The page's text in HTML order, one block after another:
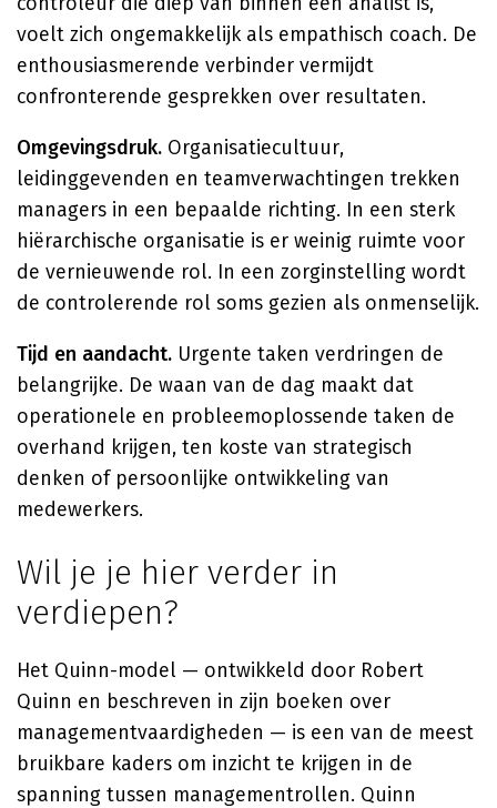
voelt zich ongemakkelijk als empathisch coach. De
enthousiasmerende verbinder vermijdt
confronterende gesprekken over resultaten.
Omgevingsdruk. Organisatiecultuur,
leidinggevenden en teamverwachtingen trekken
managers in een bepaalde richting. In een sterk
hiërarchische organisatie is er weinig ruimte voor
de vernieuwende rol. In een zorginstelling wordt
de controlerende rol soms gezien als onmenselijk.
Tijd en aandacht. Urgente taken verdringen de
belangrijke. De waan van de dag maakt dat
operationele en probleemoplossende taken de
overhand krijgen, ten koste van strategisch
denken of persoonlijke ontwikkeling van
medewerkers.
Wil je je hier verder in
verdiepen?
Het Quinn-model — ontwikkeld door Robert
Quinn en beschreven in zijn boeken over
managementvaardigheden — is een van de meest
bruikbare kaders om inzicht te krijgen in de
spanning tussen managementrollen. Quinn